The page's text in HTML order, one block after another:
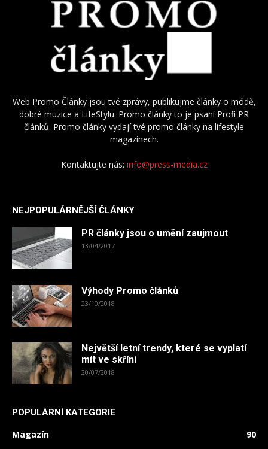
Web Promo Články jsou tvé zprávy, publikujme články o módě,
dobré muzice a LifeStylu. Promo články to je psaní Profi PR
článků. Promo články vydají tvé promo články na lifestyle
magazínech.
Kontaktujte nás: info@press-media.cz
NEJPOPULÁRNĚJŠÍ ČLÁNKY
PR články jsou o umění zaujmout
13/04/2017
Výhody Promo článků
23/10/2018
Největší letní trendy, které se vyplatí
mít ve skříni
20/07/2018
POPULÁRNÍ KATEGORIE
Magazín
90